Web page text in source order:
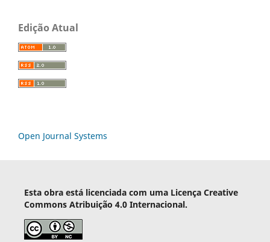
Edição Atual
Open Journal Systems
Esta obra está licenciada com uma Licença Creative
Commons Atribuição 4.0 Internacional.